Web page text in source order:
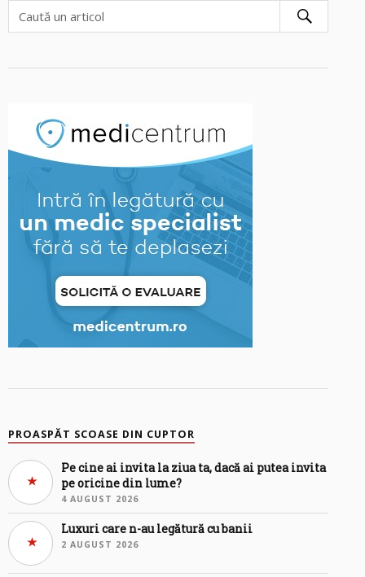
PROASPĂT SCOASE DIN CUPTOR
Pe cine ai invita la ziua ta, dacă ai putea invita
pe oricine din lume?
4 AUGUST 2026
Luxuri care n-au legătură cu banii
2 AUGUST 2026